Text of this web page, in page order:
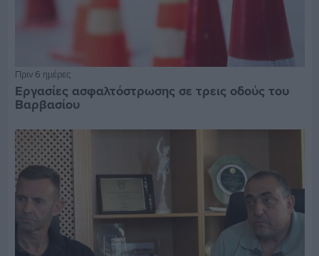
Πριν 6 ημέρες
Εργασίες ασφαλτόστρωσης σε τρεις οδούς του
Βαρβασίου